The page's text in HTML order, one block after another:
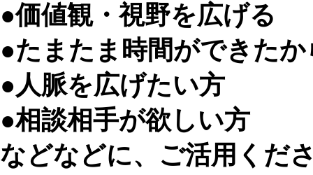
●価値観・視野を広げる
●たまたま時間ができたか
●人脈を広げたい方
●相談相手が欲しい方
などなどに、ご活用くだ